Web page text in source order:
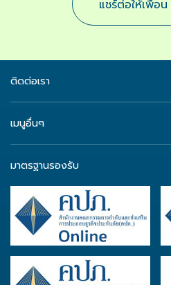
แชร์ต่อให้เพื่อน
ติดต่อเรา
เมนูอื่นๆ
มาตรฐานรองรับ